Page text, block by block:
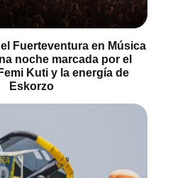
Fuerteventura en Música
noche marcada por el
Kuti y la energía de
Eskorzo